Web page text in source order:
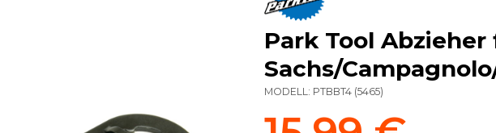
Park Tool
Sachs/
MODELL: PTBBT4 (5465)